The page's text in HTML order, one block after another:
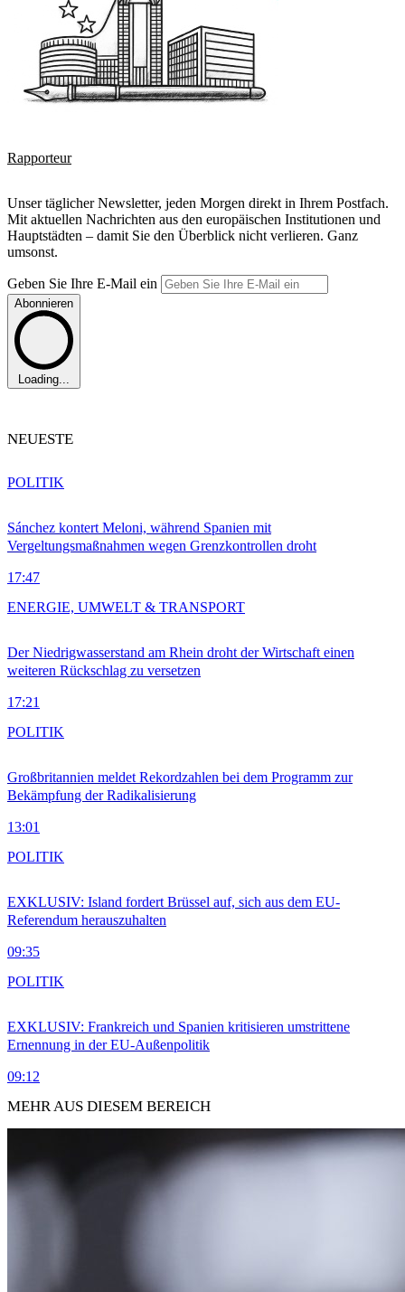
Rapporteur
Unser täglicher Newsletter, jeden Morgen direkt in Ihrem Postfach.
Mit aktuellen Nachrichten aus den europäischen Institutionen und
Hauptstädten – damit Sie den Überblick nicht verlieren. Ganz
umsonst.
Geben Sie Ihre E-Mail ein
Abonnieren
Loading...
NEUESTE
Sánchez kontert Meloni, während Spanien mit
Vergeltungsmaßnahmen wegen Grenzkontrollen droht
17:47
POLITIK
Der Niedrigwasserstand am Rhein droht der Wirtschaft einen
weiteren Rückschlag zu versetzen
17:21
ENERGIE, UMWELT & TRANSPORT
Großbritannien meldet Rekordzahlen bei dem Programm zur
Bekämpfung der Radikalisierung
13:01
POLITIK
EXKLUSIV: Island fordert Brüssel auf, sich aus dem EU-
Referendum herauszuhalten
09:35
POLITIK
EXKLUSIV: Frankreich und Spanien kritisieren umstrittene
Ernennung in der EU-Außenpolitik
09:12
POLITIK
MEHR AUS DIESEM BEREICH